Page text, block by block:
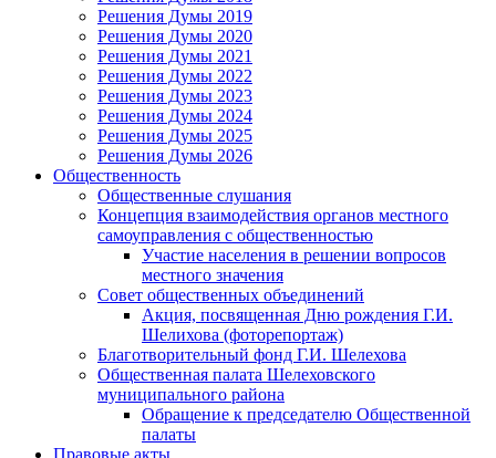
Решения Думы 2019
Решения Думы 2020
Решения Думы 2021
Решения Думы 2022
Решения Думы 2023
Решения Думы 2024
Решения Думы 2025
Решения Думы 2026
Общественность
Общественные слушания
Концепция взаимодействия органов местного
самоуправления с общественностью
Участие населения в решении вопросов
местного значения
Совет общественных объединений
Акция, посвященная Дню рождения Г.И.
Шелихова (фоторепортаж)
Благотворительный фонд Г.И. Шелехова
Общественная палата Шелеховского
муниципального района
Обращение к председателю Общественной
палаты
Правовые акты